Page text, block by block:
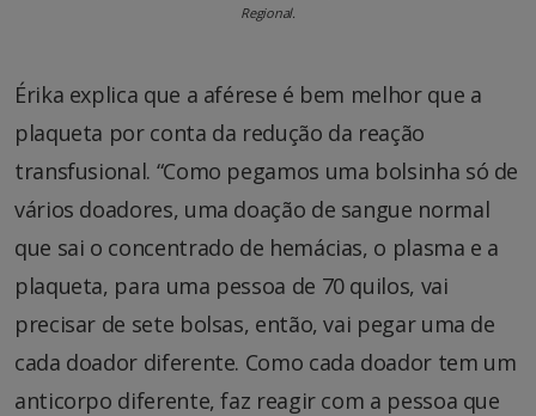
Regional.
Érika explica que a aférese é bem melhor que a
plaqueta por conta da redução da reação
transfusional. “Como pegamos uma bolsinha só de
vários doadores, uma doação de sangue normal
que sai o concentrado de hemácias, o plasma e a
plaqueta, para uma pessoa de 70 quilos, vai
precisar de sete bolsas, então, vai pegar uma de
cada doador diferente. Como cada doador tem um
anticorpo diferente, faz reagir com a pessoa que